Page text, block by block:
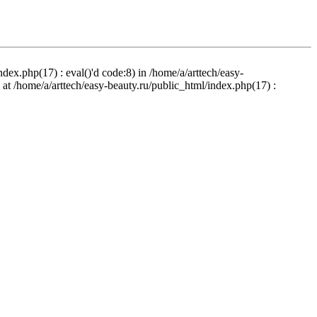
: eval()'d code:8) in /home/a/arttech/easy-
/home/a/arttech/easy-beauty.ru/public_html/index.php(17) :